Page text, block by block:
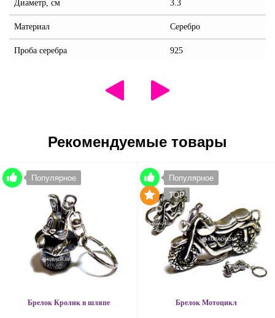
Диаметр, см 3.3
Материал Серебро
Проба серебра 925
Рекомендуемые товары
Популярное
Брелок Кролик в шляпе
Популярное
TOP
Брелок Мотоцикл